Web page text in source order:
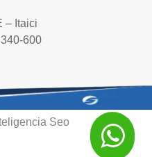
– Itaici
600

Seo